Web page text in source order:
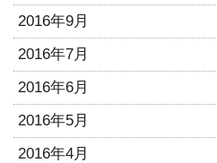
2016年9月
2016年7月
2016年6月
2016年5月
2016年4月